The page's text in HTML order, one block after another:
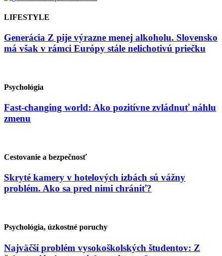
LIFESTYLE
Generácia Z pije výrazne menej alkoholu. Slovensko
má však v rámci Európy stále nelichotivú priečku
Psychológia
Fast-changing world: Ako pozitívne zvládnuť náhlu
zmenu
Cestovanie a bezpečnosť
Skryté kamery v hotelových izbách sú vážny
problém. Ako sa pred nimi chrániť?
Psychológia, úzkostné poruchy
Najväčší problém vysokoškolských študentov: Z